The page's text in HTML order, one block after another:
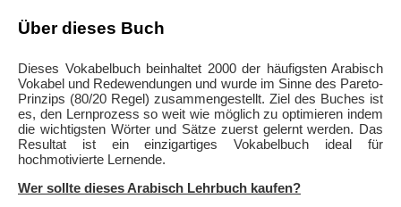
Über dieses Buch
Dieses Vokabelbuch beinhaltet 2000 der häufigsten Arabisch
Vokabel und Redewendungen und wurde im Sinne des Pareto-
Prinzips (80/20 Regel) zusammengestellt. Ziel des Buches ist
es, den Lernprozess so weit wie möglich zu optimieren indem
die wichtigsten Wörter und Sätze zuerst gelernt werden. Das
Resultat ist ein einzigartiges Vokabelbuch ideal für
hochmotivierte Lernende.
Wer sollte dieses Arabisch Lehrbuch kaufen?